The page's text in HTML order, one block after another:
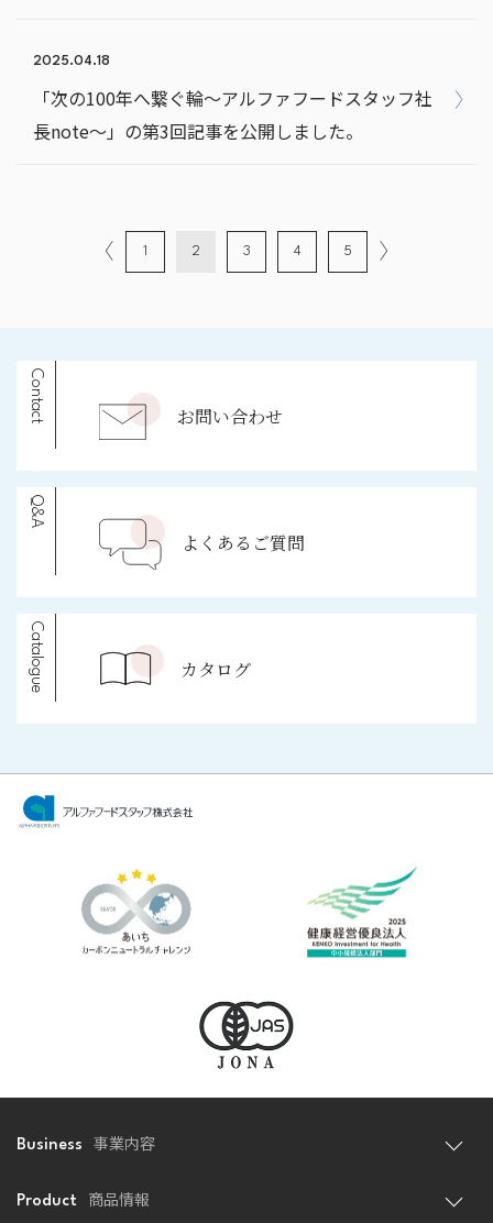
2025.04.18
「次の100年へ繋ぐ輪～アルファフードスタッフ社
長note～」の第3回記事を公開しました。
1 2 3 4 5
Contact お問い合わせ
Q&A
よくあるご質問
Catalogue カタログ
Business 事業内容
Product 商品情報